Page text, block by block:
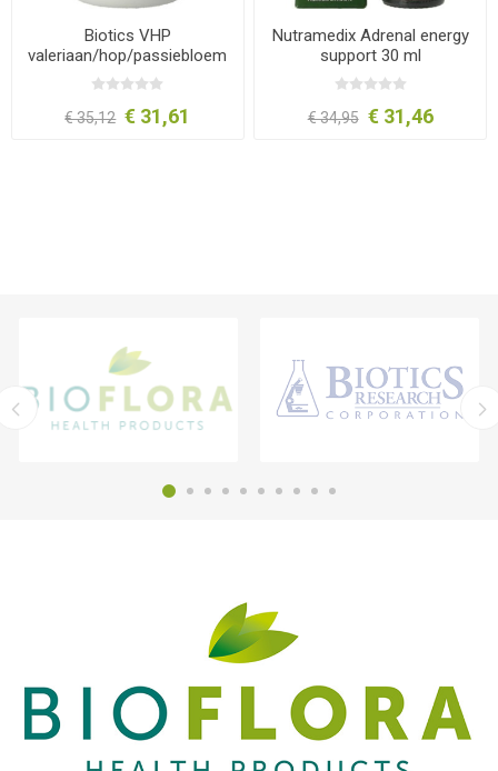
Biotics VHP
valeriaan/hop/passiebloem
90 capsules
€ 35,12 € 31,61
Nutramedix Adrenal energy
support 30 ml
€ 34,95 € 31,46